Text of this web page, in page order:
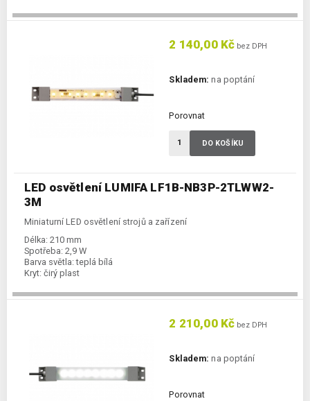
LED osvětlení LUMIFA LF1B-NB3P-2TLWW2-
3M
Miniaturní LED osvětlení strojů a zařízení
Délka: 210 mm
Spotřeba: 2,9 W
Barva světla: teplá bílá
Kryt: čirý plast
2 140,00 Kč bez DPH
Skladem: na poptání
Porovnat
DO KOŠÍKU
2 210,00 Kč bez DPH
Skladem: na poptání
Porovnat